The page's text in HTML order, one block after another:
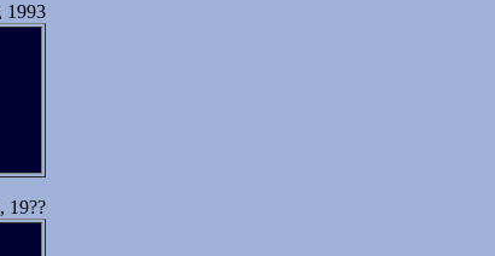
1993
19??